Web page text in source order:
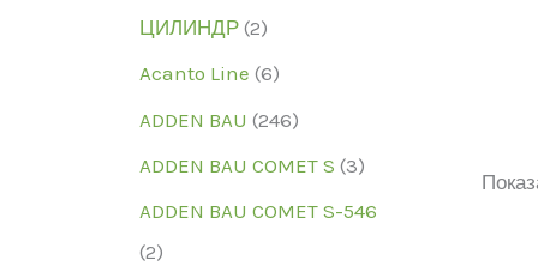
ЦИЛИНДР (2)
Acanto Line (6)
ADDEN BAU (246)
ADDEN BAU COMET S (3)
ADDEN BAU COMET S-546
(2)